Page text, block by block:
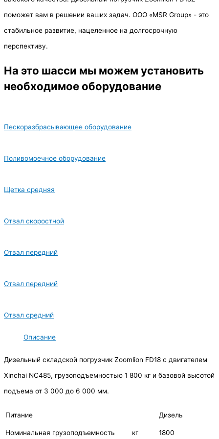
поможет вам в решении ваших задач. ООО «MSR Group» - это
стабильное развитие, нацеленное на долгосрочную
перспективу.
На это шасси мы можем установить
необходимое оборудование
Пескоразбрасывающее оборудование
Поливомоечное оборудование
Щетка средняя
Отвал скоростной
Отвал передний
Отвал передний
Отвал средний
Описание
Дизельный складской погрузчик Zoomlion FD18 с двигателем
Xinchai NC485, грузоподъемностью 1 800 кг и базовой высотой
подъема от 3 000 до 6 000 мм.
Питание Дизель
Номинальная грузоподъемность кг 1800